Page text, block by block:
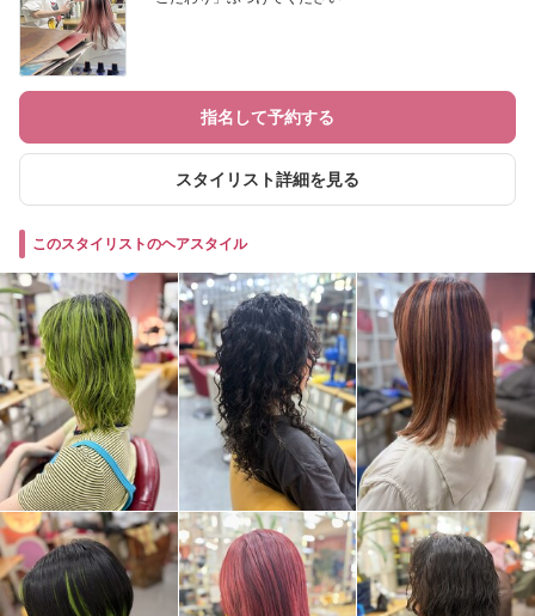
指名して予約する
スタイリスト詳細を見る
このスタイリストのヘアスタイル